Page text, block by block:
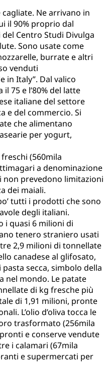
Ne arrivano in
il 90% proprio dal
Centro Studi Divulga
Sono usate come
burrate e altri
venduti
in Italy”. Dal valico
75 e l’80% del latte
italiane del settore
e del commercio. Si
che alimentano
per yogurt,
(560mila
a denominazione
prevedono limitazioni
dei maiali.
tutti i prodotti che sono
degli italiani.
i quasi 6 milioni di
tenero straniero usati
2,9 milioni di tonnellate
canadese al glifosato,
secca, simbolo della
nel mondo. Le patate
di kg fresche più
di 1,91 milioni, pronte
L’olio d’oliva tocca le
trasformato (256mila
e conserve vendute
i calamari (67mila
e supermercati per